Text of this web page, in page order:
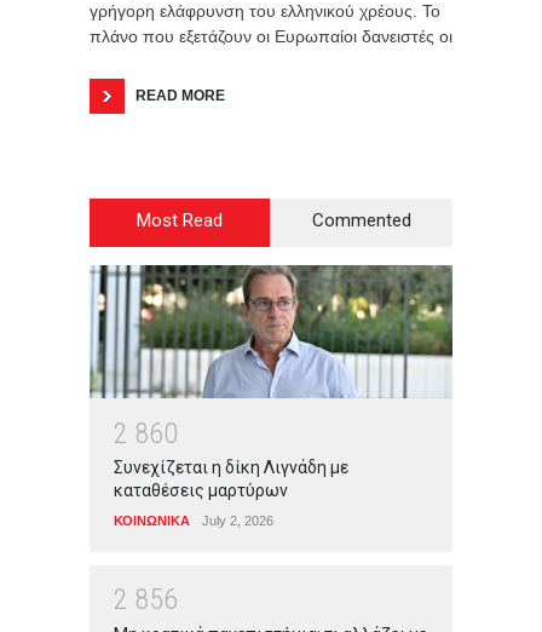
γρήγορη ελάφρυνση του ελληνικού χρέους. Το
πλάνο που εξετάζουν οι Ευρωπαίοι δανειστές οι
READ MORE
Most Read Commented
2 860
Συνεχίζεται η δίκη Λιγνάδη με
καταθέσεις μαρτύρων
ΚΟΙΝΩΝΙΚΑ July 2, 2026
2 856